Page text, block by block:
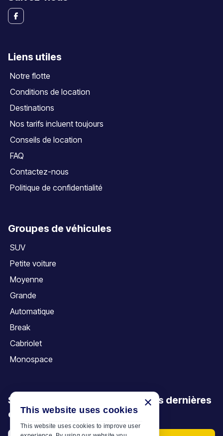
Liens utiles
Notre flotte
Conditions de location
Destinations
Nos tarifs incluent toujours
Conseils de location
FAQ
Contactez-nous
Politique de confidentialité
Groupes de véhicules
SUV
Petite voiture
Moyenne
Grande
Automatique
Break
Cabriolet
Monospace
Soyez le premier à découvrir nos dernières
offres, promotions et articles
×
This website uses cookies
This website uses cookies to improve user